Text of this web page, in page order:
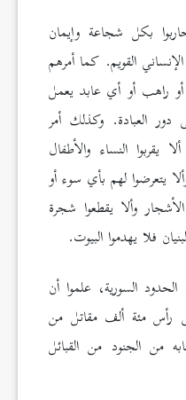
بكل شجاعة وإيمان
القويم. كما أمرهم
أو راهب أو أي عابد يعمل
العبادة. وكذلك أمر
يقربوا النساء والأطفال
يتعرضوا لهم بأي سوء أو
وألا يقطعوا شجرة
فلا يهدموا البيوت.
السورية، علموا أن
رأس مئة ألف مقاتل من
من الجنود من القبائل